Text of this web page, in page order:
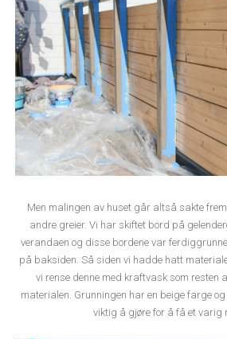
Men malingen av huset går altså sakte
andre greier. Vi har skiftet bord på
verandaen og disse bordene var
på baksiden. Så siden vi hadde hatt
vi rense denne med kraftvask som resten
materialen. Grunningen har en beige farge
viktig å gjøre for å få et varig